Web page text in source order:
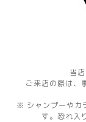
当
ご来店の際は、
※ シャンプーやカ
す。恐れ入